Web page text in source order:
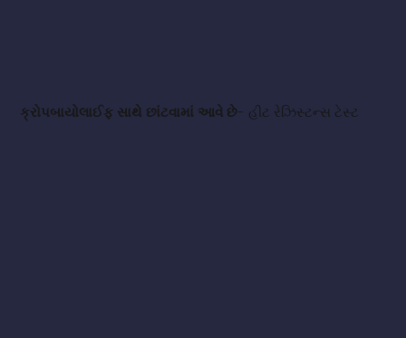
ક્રોપબાયોલાઈફ સાથે છાંટવામાં આવે છે- હીટ રેઝિસ્ટન્સ ટેસ્ટ